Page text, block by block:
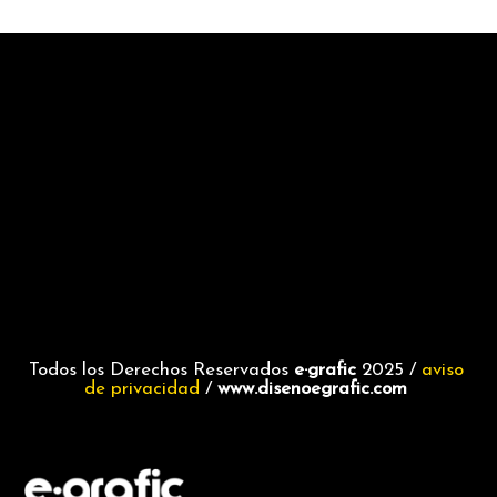
Todos los Derechos Reservados e·grafic2025 / aviso
de privacidad /www.disenoegrafic.com